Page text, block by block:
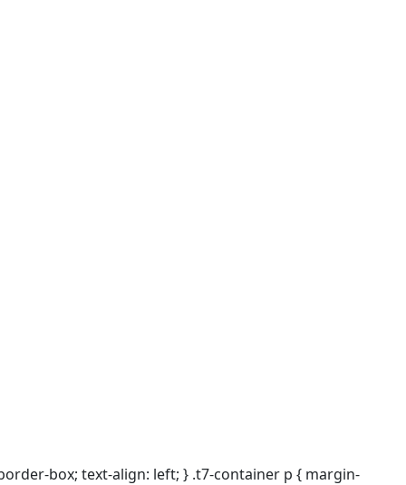
box; text-align: left; } .t7-container p { margin-